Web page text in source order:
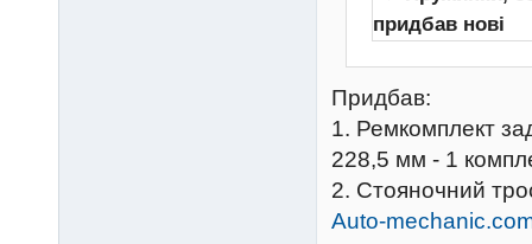
придбав нові
Придбав:
1. Ремкомплект
228,5 мм - 1
2. Стояночний
Auto-